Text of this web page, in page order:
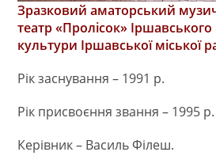
Зразковий аматорський
театр «Пролісок»
культури Іршавської міської
Рік заснування – 1991 р.
Рік присвоєння звання – 1995 р.
Керівник – Василь Філеш.